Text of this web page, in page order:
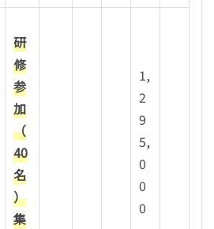
研
修
参
加
（
40
名
）
集
1,
2
9
5,
0
0
0